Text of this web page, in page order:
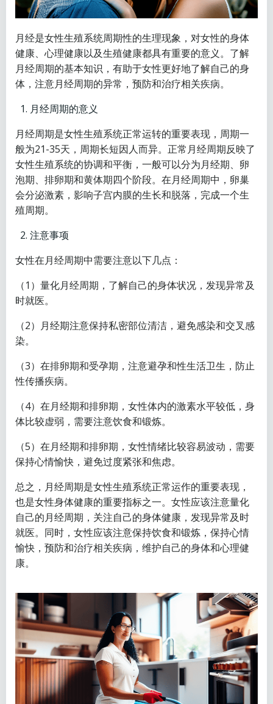
月经是女性生殖系统周期性的生理现象，对女性的身体
健康、心理健康以及生殖健康都具有重要的意义。了解
月经周期的基本知识，有助于女性更好地了解自己的身
体，注意月经周期的异常，预防和治疗相关疾病。
月经周期的意义
月经周期是女性生殖系统正常运转的重要表现，周期一
般为21-35天，周期长短因人而异。正常月经周期反映了
女性生殖系统的协调和平衡，一般可以分为月经期、卵
泡期、排卵期和黄体期四个阶段。在月经周期中，卵巢
会分泌激素，影响子宫内膜的生长和脱落，完成一个生
殖周期。
注意事项
女性在月经周期中需要注意以下几点：
（1）量化月经周期，了解自己的身体状况，发现异常及
时就医。
（2）月经期注意保持私密部位清洁，避免感染和交叉感
染。
（3）在排卵期和受孕期，注意避孕和性生活卫生，防止
性传播疾病。
（4）在月经期和排卵期，女性体内的激素水平较低，身
体比较虚弱，需要注意饮食和锻炼。
（5）在月经期和排卵期，女性情绪比较容易波动，需要
保持心情愉快，避免过度紧张和焦虑。
总之，月经周期是女性生殖系统正常运作的重要表现，
也是女性身体健康的重要指标之一。女性应该注意量化
自己的月经周期，关注自己的身体健康，发现异常及时
就医。同时，女性应该注意保持饮食和锻炼，保持心情
愉快，预防和治疗相关疾病，维护自己的身体和心理健
康。